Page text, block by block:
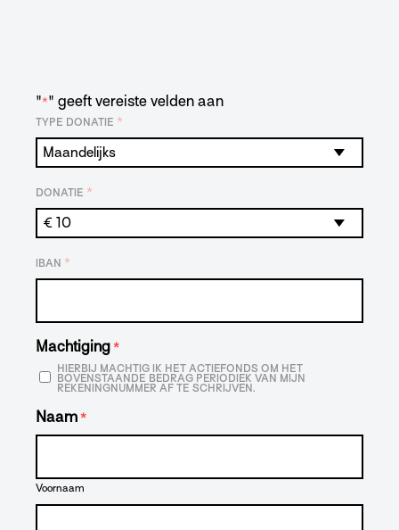
"*" geeft vereiste velden aan
TYPE DONATIE *
DONATIE *
IBAN *
Machtiging *
HIERBIJ MACHTIG IK HET ACTIEFONDS OM HET
BOVENSTAANDE BEDRAG PERIODIEK VAN MIJN
REKENINGNUMMER AF TE SCHRIJVEN.
Naam *
Voornaam